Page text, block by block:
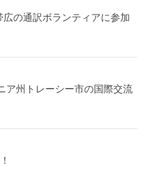
の通訳ボランティアに参加
ア州トレーシー市の国際交流